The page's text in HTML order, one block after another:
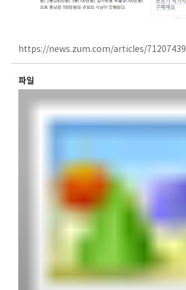
https://news.zum.com/articles/71207439
파일